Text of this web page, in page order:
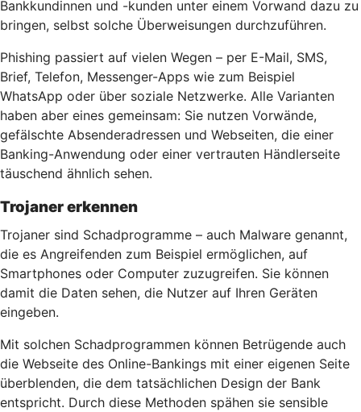
Bankkundinnen und -kunden unter einem Vorwand dazu zu
bringen, selbst solche Überweisungen durchzuführen.
Phishing passiert auf vielen Wegen – per E-Mail, SMS,
Brief, Telefon, Messenger-Apps wie zum Beispiel
WhatsApp oder über soziale Netzwerke. Alle Varianten
haben aber eines gemeinsam: Sie nutzen Vorwände,
gefälschte Absenderadressen und Webseiten, die einer
Banking-Anwendung oder einer vertrauten Händlerseite
täuschend ähnlich sehen.
Trojaner erkennen
Trojaner sind Schadprogramme – auch Malware genannt,
die es Angreifenden zum Beispiel ermöglichen, auf
Smartphones oder Computer zuzugreifen. Sie können
damit die Daten sehen, die Nutzer auf Ihren Geräten
eingeben.
Mit solchen Schadprogrammen können Betrügende auch
die Webseite des Online-Bankings mit einer eigenen Seite
überblenden, die dem tatsächlichen Design der Bank
entspricht. Durch diese Methoden spähen sie sensible